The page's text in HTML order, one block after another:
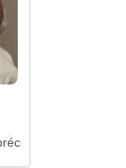
la simplicité